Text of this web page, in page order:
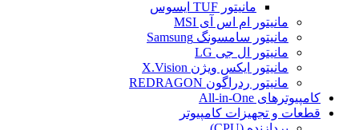
مانیتور TUF ایسوس
مانیتور ام اس آی MSI
مانیتور سامسونگ Samsung
مانیتور ال جی LG
مانیتور ایکس ویژن X.Vision
مانیتور ردراگون REDRAGON
کامپیوترهای All-in-One
قطعات و تجهیزات کامپیوتر